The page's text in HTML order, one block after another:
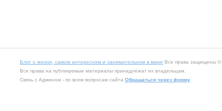
Блог о жизни, самом интересном и занимательном в мире Все права защищены ©
Все права на публикуемые материалы принадлежат их владельцам.
Связь с Админом - по всем вопросам сайта Обращаться через форму